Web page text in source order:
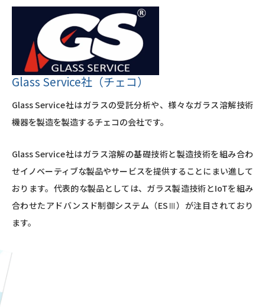
Glass Service社（チェコ）
Glass Service社はガラスの受託分析や、様々なガラス溶解技術
機器を製造を製造するチェコの会社です。
Glass Service社はガラス溶解の基礎技術と製造技術を組み合わ
せイノベーティブな製品やサービスを提供することにまい進して
おります。代表的な製品としては、ガラス製造技術とIoTを組み
合わせたアドバンスド制御システム（ESⅢ）が注目されており
ます。